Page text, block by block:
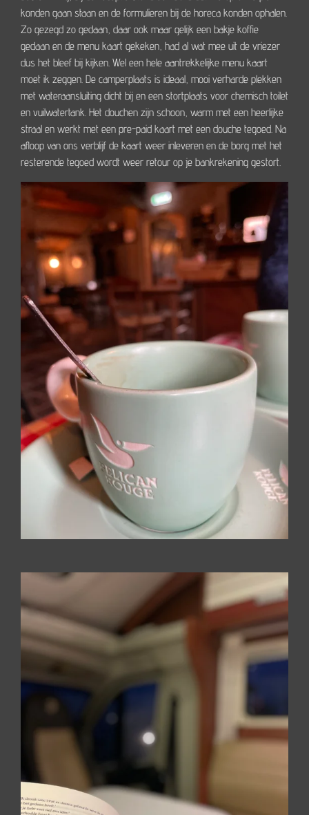
konden gaan staan en de formulieren bij de horeca konden ophalen.
Zo gezegd zo gedaan, daar ook maar gelijk een bakje koffie
gedaan en de menu kaart gekeken, had al wat mee uit de vriezer
dus het bleef bij kijken. Wel een hele aantrekkelijke menu kaart
moet ik zeggen. De camperplaats is ideaal, mooi verharde plekken
met wateraansluiting dicht bij en een stortplaats voor chemisch toilet
en vuilwatertank. Het douchen zijn schoon, warm met een heerlijke
straal en werkt met een pre-paid kaart met een douche tegoed. Na
afloop van ons verblijf de kaart weer inleveren en de borg met het
resterende tegoed wordt weer retour op je bankrekening gestort.